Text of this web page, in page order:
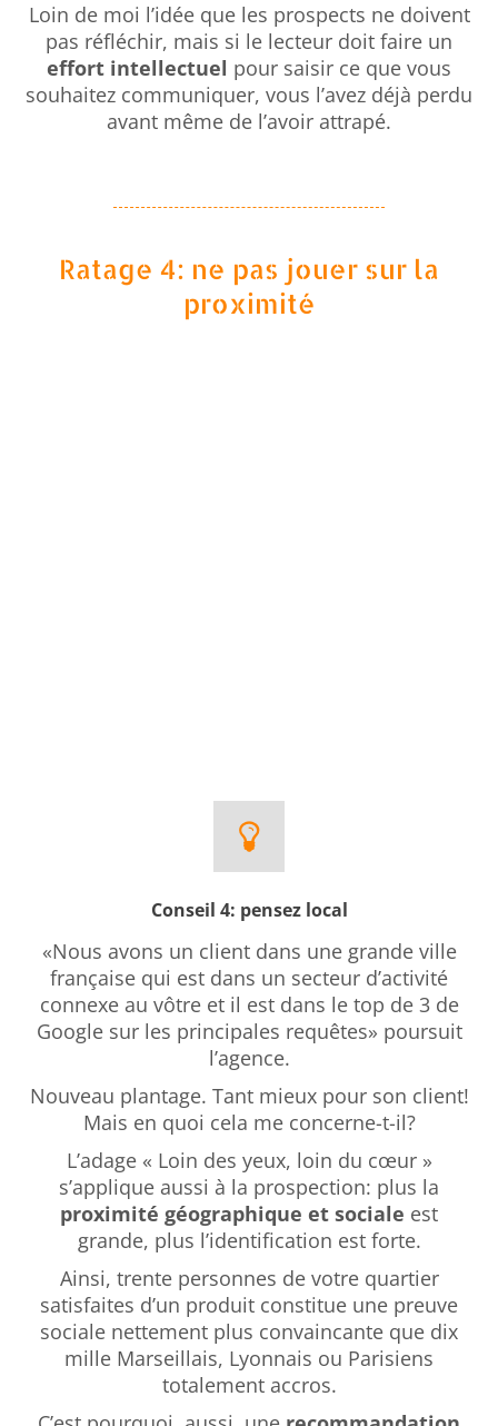
Loin de moi l’idée que les prospects ne doivent
pas réfléchir, mais si le lecteur doit faire un
effort intellectuel pour saisir ce que vous
souhaitez communiquer, vous l’avez déjà perdu
avant même de l’avoir attrapé.
Ratage 4: ne pas jouer sur la
proximité
Conseil 4: pensez local
«Nous avons un client dans une grande ville
française qui est dans un secteur d’activité
connexe au vôtre et il est dans le top de 3 de
Google sur les principales requêtes» poursuit
l’agence.
Nouveau plantage. Tant mieux pour son client!
Mais en quoi cela me concerne-t-il?
L’adage « Loin des yeux, loin du cœur »
s’applique aussi à la prospection: plus la
proximité géographique et sociale est
grande, plus l’identification est forte.
Ainsi, trente personnes de votre quartier
satisfaites d’un produit constitue une preuve
sociale nettement plus convaincante que dix
mille Marseillais, Lyonnais ou Parisiens
totalement accros.